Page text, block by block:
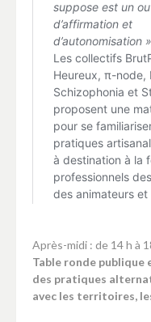
Après-midi : de 14 h à
Table ronde
des pratiques
avec les territoires,